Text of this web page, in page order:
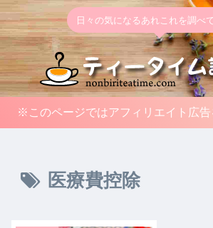
日々の気になるあれこれを調べ
※このページではアフィリエイト広
医療費控除